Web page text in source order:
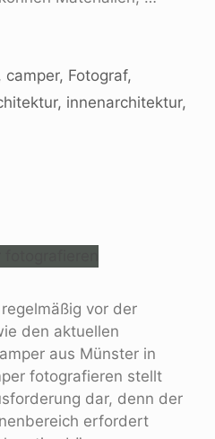
camper, Fotograf,
, innenarchitektur,
vor der
den aktuellen
aus Münster in
fotografieren stellt
dar, denn der
erfordert